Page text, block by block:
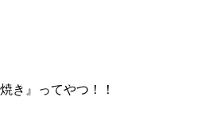
き』ってやつ！！